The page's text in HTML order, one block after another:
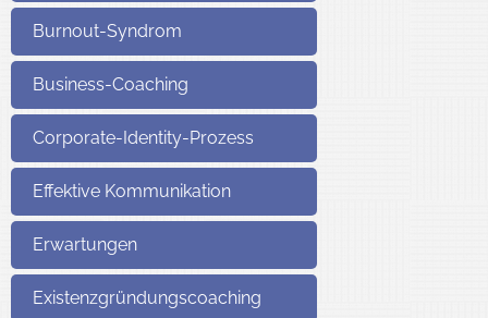
Burnout-Syndrom
Business-Coaching
Corporate-Identity-Prozess
Effektive Kommunikation
Erwartungen
Existenzgründungscoaching